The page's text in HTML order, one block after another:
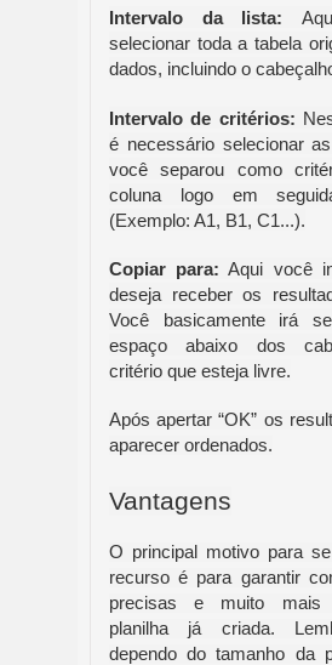
Intervalo da lista:
selecionar toda a tabela
dados, incluindo o
Intervalo de critérios:
é necessário selecionar
você separou como
coluna logo em
(Exemplo: A1, B1, C1...).
Copiar para: Aqui você
deseja receber os
Você basicamente irá
espaço abaixo dos
critério que esteja livre.
Após apertar “OK” os
aparecer ordenados.
Vantagens
O principal motivo para
recurso é para garantir
precisas e muito mais
planilha já criada.
dependo do tamanho da